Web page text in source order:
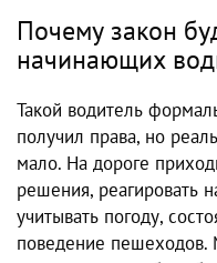
Почему закон
начинающих
Такой водитель
получил права, но
мало. На дороге
решения, реагировать
учитывать погоду,
поведение